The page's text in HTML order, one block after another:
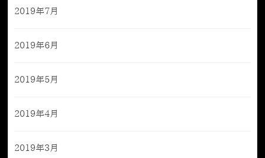
2019年7月
2019年6月
2019年5月
2019年4月
2019年3月